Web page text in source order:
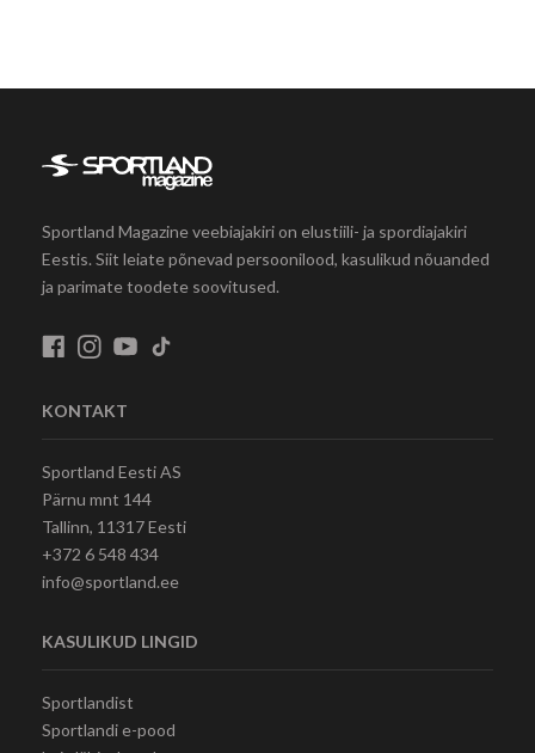
Sportland Magazine veebiajakiri on elustiili- ja spordiajakiri
Eestis. Siit leiate põnevad persoonilood, kasulikud nõuanded
ja parimate toodete soovitused.
KONTAKT
Sportland Eesti AS
Pärnu mnt 144
Tallinn, 11317 Eesti
+372 6 548 434
info@sportland.ee
KASULIKUD LINGID
Sportlandist
Sportlandi e-pood